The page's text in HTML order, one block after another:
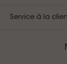
Service à la